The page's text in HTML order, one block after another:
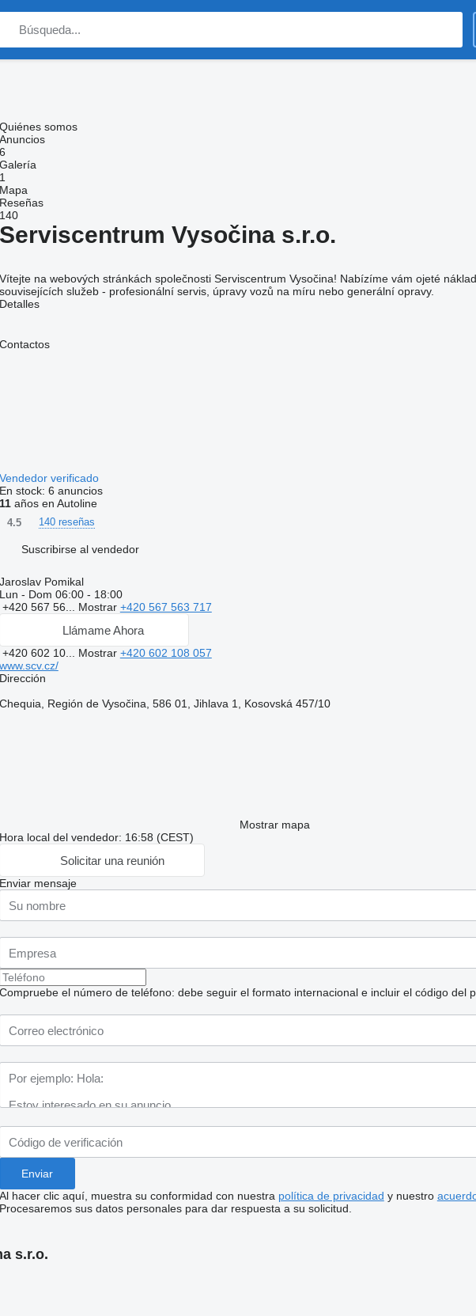
Quiénes somos
Anuncios
6
Galería
1
Mapa
Reseñas
140
Serviscentrum Vysočina s.r.o.
Vítejte na webových stránkách společnosti Serviscentrum Vysočina! Nabízíme vám ojeté
souvisejících služeb - profesionální servis, úpravy vozů na míru nebo generální opravy.
Detalles
Contactos
Vendedor verificado
En stock: 6 anuncios
11años en Autoline
4.5 140 reseñas
Suscribirse al vendedor
Jaroslav Pomikal
Lun - Dom 06:00 - 18:00
+420 567 56... Mostrar +420 567 563 717
Llámame Ahora
+420 602 10... Mostrar +420 602 108 057
www.scv.cz/
Dirección
Chequia, Región de Vysočina, 586 01, Jihlava 1, Kosovská 457/10
Mostrar mapa
Hora local del vendedor: 16:58 (CEST)
Solicitar una reunión
Enviar mensaje
Compruebe el número de teléfono: debe seguir el formato internacional e incluir el código del
Al hacer clic aquí, muestra su conformidad con nuestra política de privacidad y nuestro
Procesaremos sus datos personales para dar respuesta a su solicitud.
s.r.o.